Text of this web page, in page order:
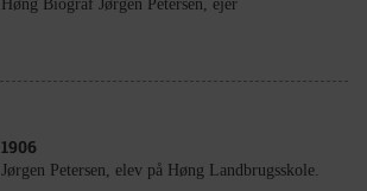
Høng Biograf Jørgen Petersen, ejer
1906
Jørgen Petersen, elev på Høng Landbrugsskole.